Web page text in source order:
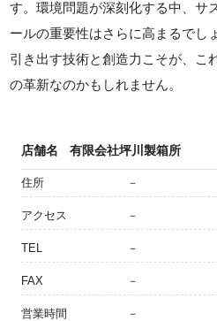
す。環境問題が深刻化する中、サ
ールの重要性はさらに高まるでし
引き出す技術と創造力こそが、こ
の革新なのかもしれません。
店舗名 有限会社坪川製箱所
住所 －
アクセス －
TEL －
FAX －
営業時間 －